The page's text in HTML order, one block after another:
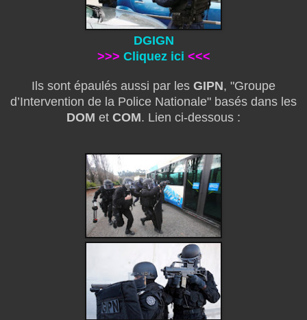
DGIGN
>>> Cliquez ici <<<
Ils sont épaulés aussi par les GIPN, "Groupe
d’Intervention de la Police Nationale" basés dans les
DOM et COM. Lien ci-dessous :